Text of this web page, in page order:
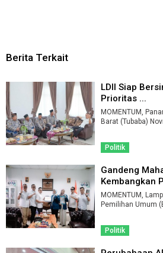
Berita Terkait
LDII Siap
Prioritas ...
MOMENTUM,
Politik
Gandeng
Kembangkan
MOMENTUM,
Pemilihan Umum
Politik